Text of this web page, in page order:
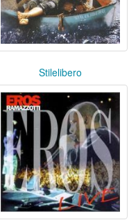
Stilelibero